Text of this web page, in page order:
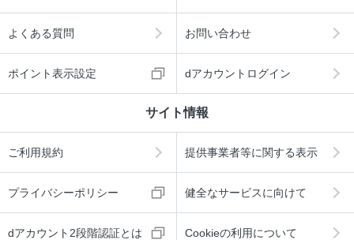
よくある質問 お問い合わせ
ポイント表示設定 dアカウントログイン
サイト情報
ご利用規約 提供事業者等に関する表示
プライバシーポリシー 健全なサービスに向けて
dアカウント2段階認証とは Cookieの利用について